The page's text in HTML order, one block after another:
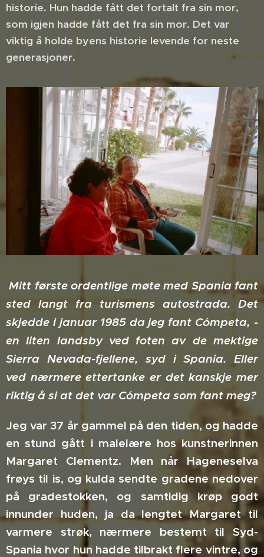
historie. Hun hadde fått det fortalt fra sin mor,
som igjen hadde fått det fra sin mor. Det var
viktig å holde byens historie levende for neste
generasjoner.
Mitt første ordentlige møte med Spania fant
sted langt fra turismens autostrada. Det
skjedde i januar 1985 da jeg fant Cómpeta, -
en liten landsby ved foten av de mektige
Sierra Nevada-fjellene, syd i Spania. Eller
ved nærmere ettertanke er det kanskje mer
riktig å si at det var Cómpeta som fant meg?
Jeg var 37 år gammel på den tiden, og hadde
en stund gått i malelære hos kunstnerinnen
Margaret Clementz. Men når Hageneselva
frøys til is, og kulda sendte gradene nedover
på gradestokken, og samtidig krøp godt
innunder huden, ja da lengtet Margaret til
varmere strøk, nærmere bestemt til Syd-
Spania hvor hun hadde tilbrakt flere vintre, og